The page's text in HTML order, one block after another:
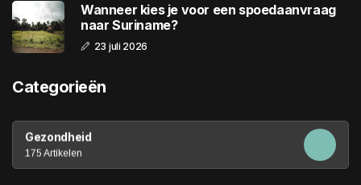
Wanneer kies je voor een spoedaanvraag
naar Suriname?
23 juli 2026
Categorieën
Gezondheid
175 Artikelen